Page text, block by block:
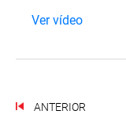
Ver vídeo
ANTERIOR